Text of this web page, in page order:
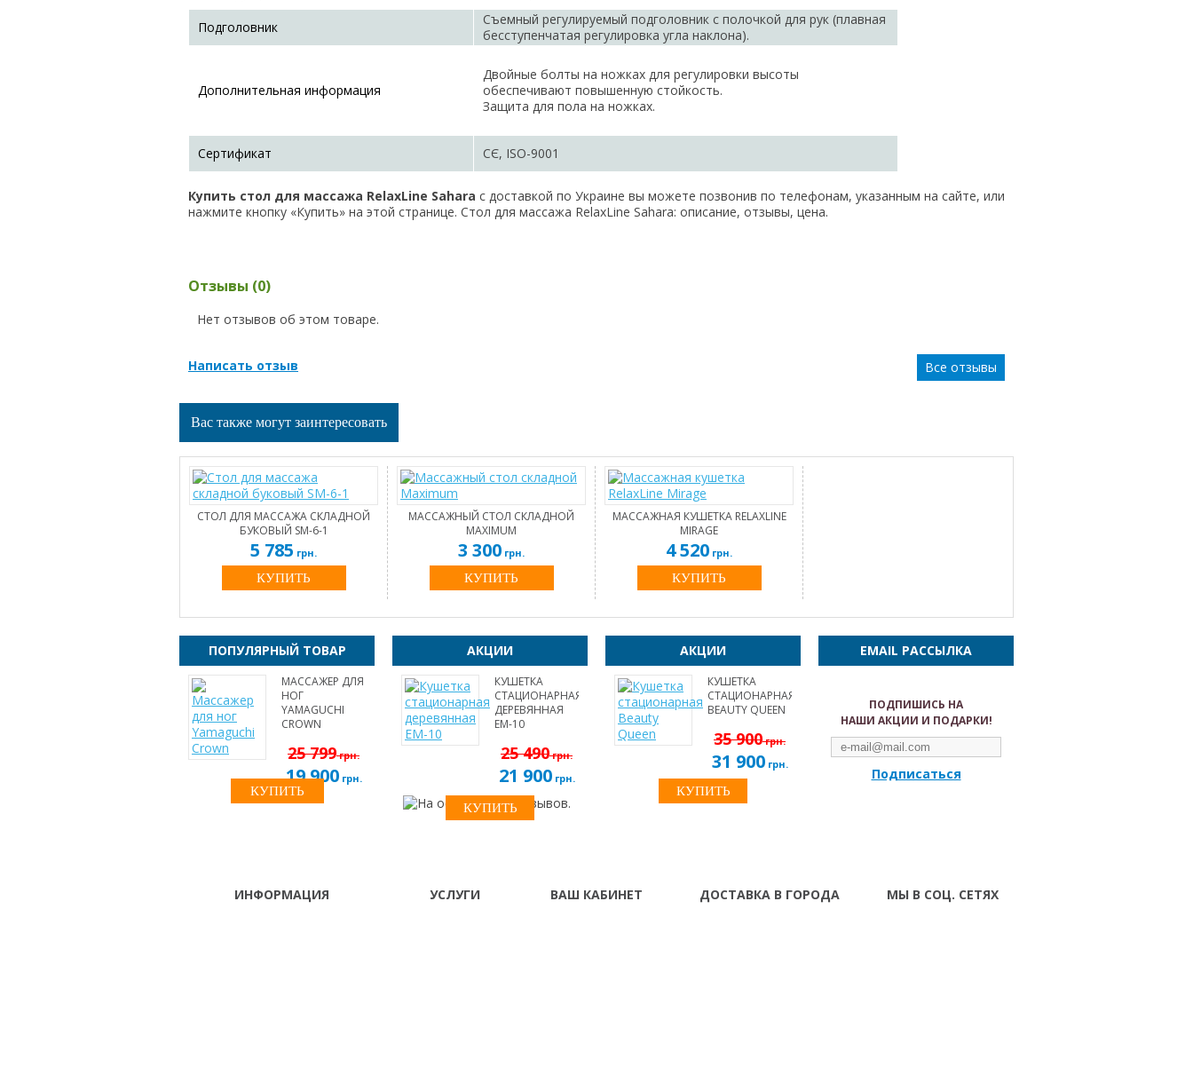
Подголовник
Съемный регулируемый подголовник с полочкой для рук (плавная
бесступенчатая регулировка угла наклона).
Дополнительная информация
Двойные болты на ножках для регулировки высоты
обеспечивают повышенную стойкость.
Защита для пола на ножках.
Сертификат СЄ, ISO-9001
Купить стол для массажа RelaxLine Sahara с доставкой по Украине вы можете позвонив по телефонам, указанным на сайте, или
нажмите кнопку «Купить» на этой странице. Стол для массажа RelaxLine Sahara: описание, отзывы, цена.
Отзывы (0)
Нет отзывов об этом товаре.
Написать отзыв Все отзывы
Вас также могут заинтересовать
СТОЛ ДЛЯ МАССАЖА СКЛАДНОЙ
БУКОВЫЙ SM-6-1
5 785 грн.
КУПИТЬ
МАССАЖНЫЙ СТОЛ СКЛАДНОЙ
MAXIMUM
3 300 грн.
КУПИТЬ
МАССАЖНАЯ КУШЕТКА RELAXLINE
MIRAGE
4 520 грн.
КУПИТЬ
ПОПУЛЯРНЫЙ ТОВАР
МАССАЖЕР ДЛЯ
НОГ
YAMAGUCHI
CROWN
25 799грн.
19 900грн.
КУПИТЬ
АКЦИИ
КУШЕТКА
СТАЦИОНАРНАЯ
ДЕРЕВЯННАЯ
EM-10
25 490грн.
21 900грн.
АКЦИИ
КУШЕТКА
СТАЦИОНАРНАЯ
BEAUTY QUEEN
35 900грн.
31 900грн.
EMAIL РАССЫЛКА
ПОДПИШИСЬ НА
НАШИ АКЦИИ И ПОДАРКИ!
Подписаться
ИНФОРМАЦИЯ УСЛУГИ ВАШ КАБИНЕТ ДОСТАВКА В ГОРОДА МЫ В СОЦ. СЕТЯХ